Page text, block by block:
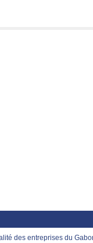
des entreprises du